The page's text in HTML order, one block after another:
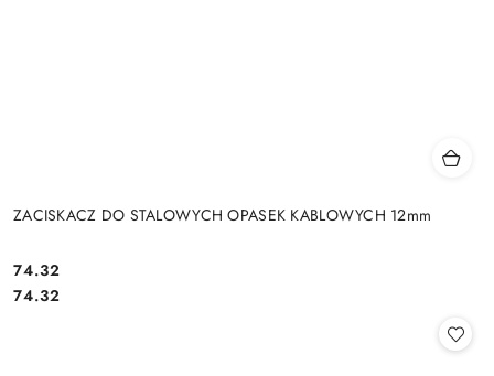
ZACISKACZ DO STALOWYCH OPASEK KABLOWYCH 12mm
Cena:
74.32
Cena:
74.32